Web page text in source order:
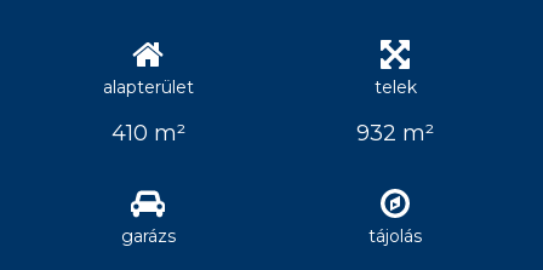
alapterület
410 m²
telek
932 m²
garázs tájolás